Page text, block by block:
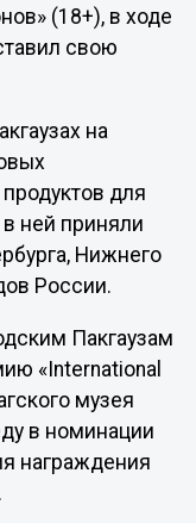
(18+), в ходе
свою
на
для
ней приняли
Нижнего
России.
Пакгаузам
«International
музея
в номинации
награждения